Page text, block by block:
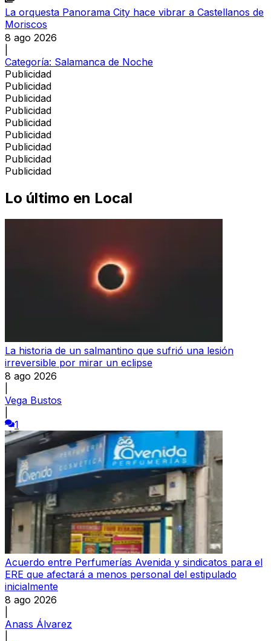
La orquesta Panorama City hace vibrar a Castellanos de
Moriscos
8 ago 2026
Categoría: Salamanca de Noche
Publicidad
Publicidad
Publicidad
Publicidad
Publicidad
Publicidad
Publicidad
Publicidad
Publicidad
Lo último en Local
La historia de un salmantino que sufrió una lesión
irreversible por mirar un eclipse
8 ago 2026
Vega Bustos
1
Acuerdo entre Perfumerías Avenida y sindicatos para el
ERE que afectará a menos personal del estipulado
inicialmente
8 ago 2026
Anass Álvarez